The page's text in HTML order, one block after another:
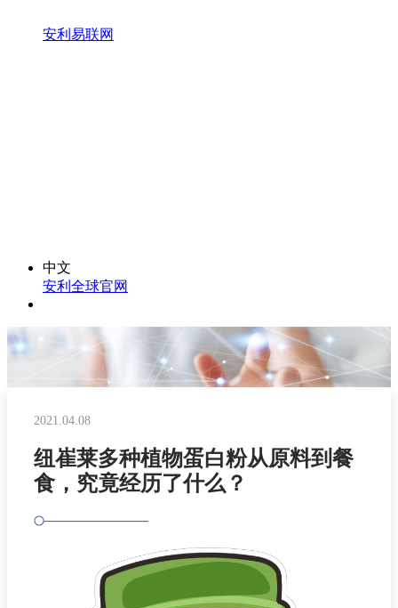
安利易联网
中文
安利全球官网
2021.04.08
纽崔莱多种植物蛋白粉从原料到餐
食，究竟经历了什么？